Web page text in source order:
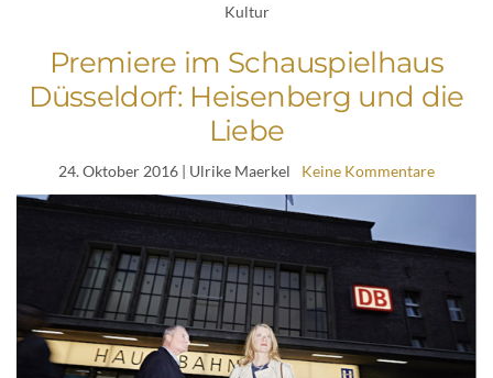
Kultur
Premiere im Schauspielhaus
Düsseldorf: Heisenberg und die
Liebe
24. Oktober 2016 | Ulrike Maerkel Keine Kommentare